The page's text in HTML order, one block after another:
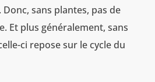
sans plantes, pas de
Et plus généralement, sans
ci repose sur le cycle du